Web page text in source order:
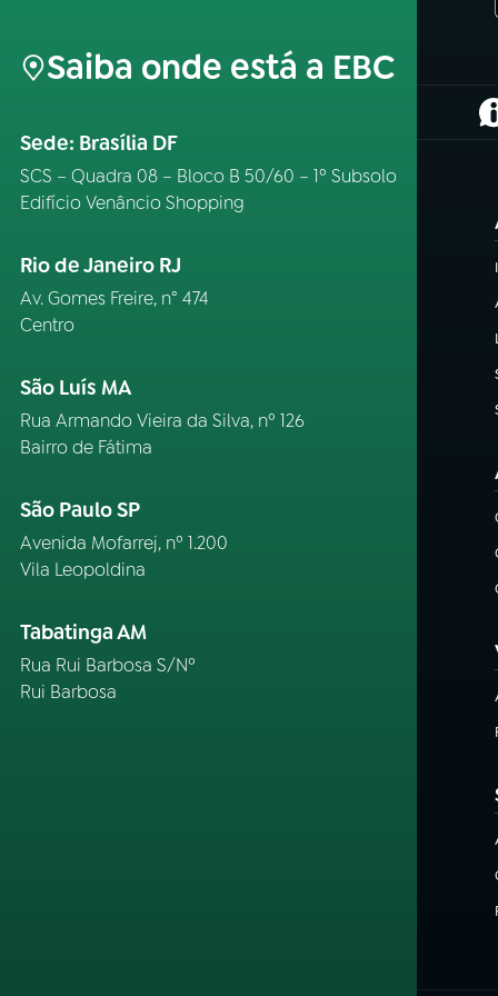
Saiba onde está a EBC
Sede: Brasília DF
SCS – Quadra 08 – Bloco B 50/60 – 1º Subsolo
Edifício Venâncio Shopping
Rio de Janeiro RJ
Av. Gomes Freire, n° 474
Centro
São Luís MA
Rua Armando Vieira da Silva, nº 126
Bairro de Fátima
São Paulo SP
Avenida Mofarrej, nº 1.200
Vila Leopoldina
Tabatinga AM
Rua Rui Barbosa S/Nº
Rui Barbosa